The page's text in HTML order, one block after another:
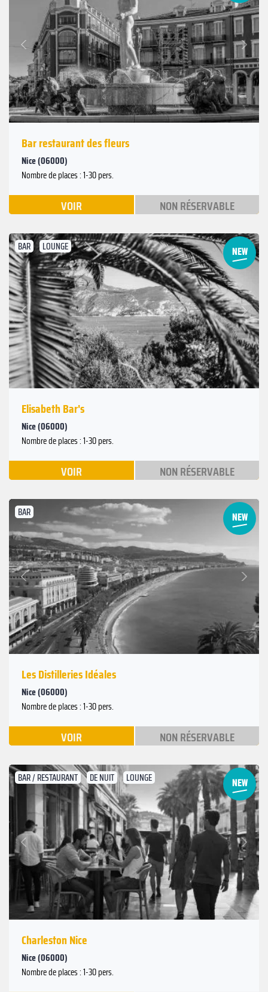
Précédent
Suivant
Bar restaurant des fleurs
Nice (06000)
Nombre de places : 1-30 pers.
VOIR NON RÉSERVABLE
BAR LOUNGE
Précédent
Suivant
Elisabeth Bar's
Nice (06000)
Nombre de places : 1-30 pers.
VOIR NON RÉSERVABLE
BAR
Précédent
Suivant
Les Distilleries Idéales
Nice (06000)
Nombre de places : 1-30 pers.
VOIR NON RÉSERVABLE
BAR / RESTAURANT DE NUIT LOUNGE
Précédent
Suivant
Charleston Nice
Nice (06000)
Nombre de places : 1-30 pers.